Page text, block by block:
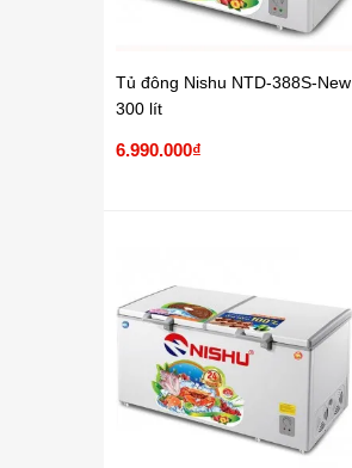
Tủ đông Nishu NTD-388S-New
300 lít
6.990.000₫